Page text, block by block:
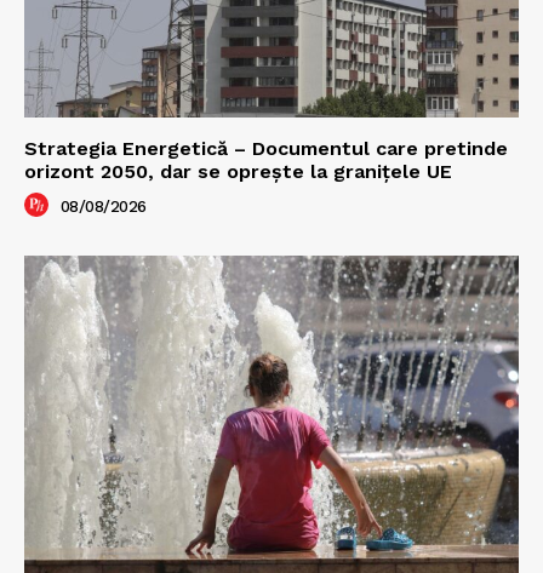
Strategia Energetică – Documentul care pretinde
orizont 2050, dar se oprește la granițele UE
08/08/2026